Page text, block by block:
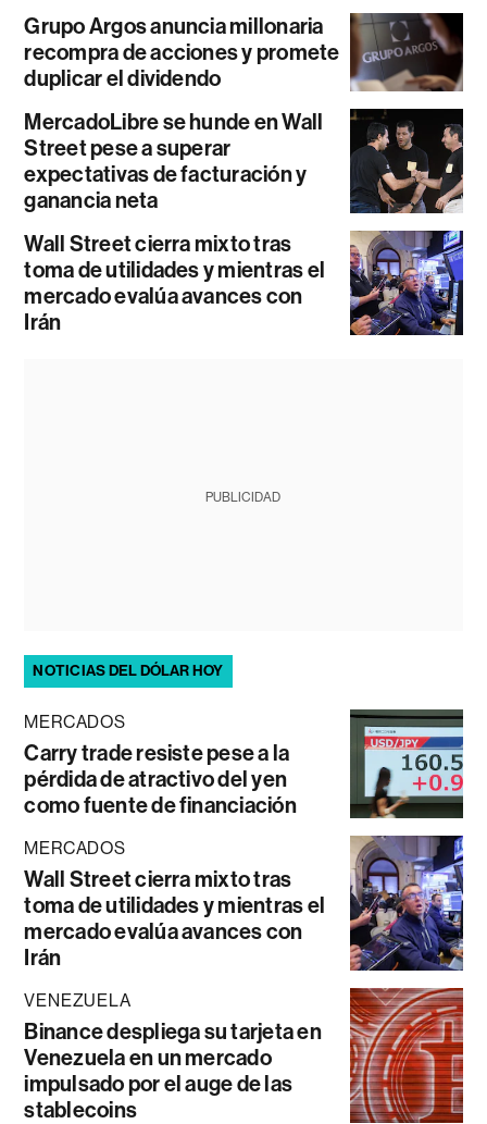
Grupo Argos anuncia millonaria
recompra de acciones y promete
duplicar el dividendo
MercadoLibre se hunde en Wall
Street pese a superar
expectativas de facturación y
ganancia neta
Wall Street cierra mixto tras
toma de utilidades y mientras el
mercado evalúa avances con
Irán
PUBLICIDAD
NOTICIAS DEL DÓLAR HOY
MERCADOS
Carry trade resiste pese a la
pérdida de atractivo del yen
como fuente de financiación
MERCADOS
Wall Street cierra mixto tras
toma de utilidades y mientras el
mercado evalúa avances con
Irán
VENEZUELA
Binance despliega su tarjeta en
Venezuela en un mercado
impulsado por el auge de las
stablecoins